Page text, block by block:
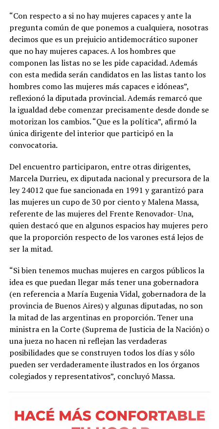
“Con respecto a si no hay mujeres capaces y ante la
pregunta común de que ponemos a cualquiera, nosotras
decimos que es un prejuicio antidemocrático suponer
que no hay mujeres capaces. A los hombres que
componen las listas no se les pide capacidad. Además
con esta medida serán candidatos en las listas tanto los
hombres como las mujeres más capaces e idóneas”,
reflexionó la diputada provincial. Además remarcó que
la igualdad debe comenzar precisamente desde donde se
motorizan los cambios. “Que es la política”, afirmó la
única dirigente del interior que participó en la
convocatoria.
Del encuentro participaron, entre otras dirigentes,
Marcela Durrieu, ex diputada nacional y precursora de la
ley 24012 que fue sancionada en 1991 y garantizó para
las mujeres un cupo de 30 por ciento y Malena Massa,
referente de las mujeres del Frente Renovador- Una,
quien destacó que en algunos espacios hay mujeres pero
que la proporción respecto de los varones está lejos de
ser la mitad.
“Si bien tenemos muchas mujeres en cargos públicos la
idea es que puedan llegar más tener una gobernadora
(en referencia a María Eugenia Vidal, gobernadora de la
provincia de Buenos Aires) y algunas diputadas, no son
la mitad de las argentinas en proporción. Tener una
ministra en la Corte (Suprema de Justicia de la Nación) o
una jueza no hacen ni reflejan las verdaderas
posibilidades que se construyen todos los días y sólo
pueden ser verdaderamente ilustrados en los órganos
colegiados y representativos”, concluyó Massa.